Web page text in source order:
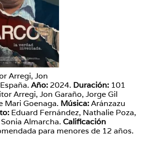
Arregi, Jon
España. Año: 2024. Duración: 101
Arregi, Jon Garaño, Jorge Gil
Mari Goenaga. Música:Aránzazu
Eduard Fernández, Nathalie Poza,
Almarcha. Calificación
para menores de 12 años.